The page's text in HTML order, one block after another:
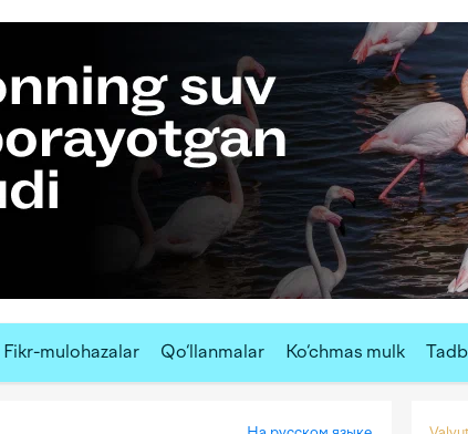
Fikr-mulohazalar Qo‘llanmalar Ko‘chmas mulk